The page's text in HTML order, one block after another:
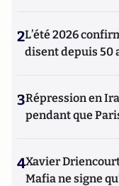
2L’été 2026
disent depuis 50
3Répression en
pendant que
4Xavier
Mafia ne signe